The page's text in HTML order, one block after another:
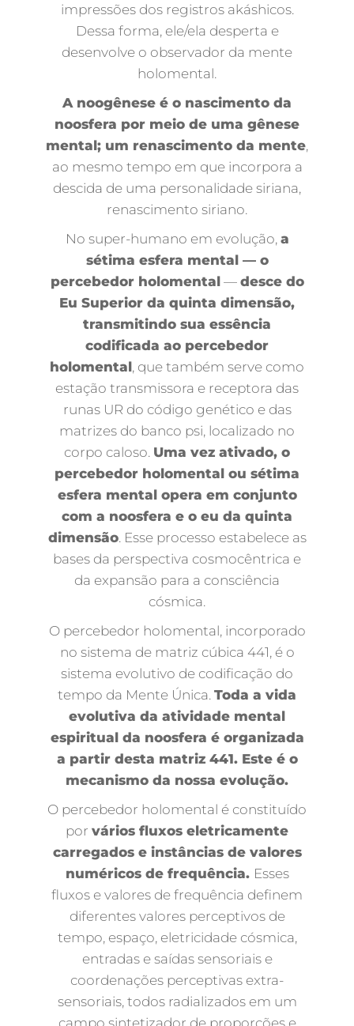
impressões dos registros akáshicos.
Dessa forma, ele/ela desperta e
desenvolve o observador da mente
holomental.
A noogênese é o nascimento da
noosfera por meio de uma gênese
mental; um renascimento da mente,
ao mesmo tempo em que incorpora a
descida de uma personalidade siriana,
renascimento siriano.
No super-humano em evolução, a
sétima esfera mental — o
percebedor holomental— desce do
Eu Superior da quinta dimensão,
transmitindo sua essência
codificada ao percebedor
holomental, que também serve como
estação transmissora e receptora das
runas UR do código genético e das
matrizes do banco psi, localizado no
corpo caloso. Uma vez ativado, o
percebedor holomental ou sétima
esfera mental opera em conjunto
com a noosfera e o eu da quinta
dimensão. Esse processo estabelece as
bases da perspectiva cosmocêntrica e
da expansão para a consciência
cósmica.
O percebedor holomental, incorporado
no sistema de matriz cúbica 441, é o
sistema evolutivo de codificação do
tempo da Mente Única. Toda a vida
evolutiva da atividade mental
espiritual da noosfera é organizada
a partir desta matriz 441. Este é o
mecanismo da nossa evolução.
O percebedor holomental é constituído
por vários fluxos eletricamente
carregados e instâncias de valores
numéricos de frequência. Esses
fluxos e valores de frequência definem
diferentes valores perceptivos de
tempo, espaço, eletricidade cósmica,
entradas e saídas sensoriais e
coordenações perceptivas extra-
sensoriais, todos radializados em um
campo sintetizador de proporções e